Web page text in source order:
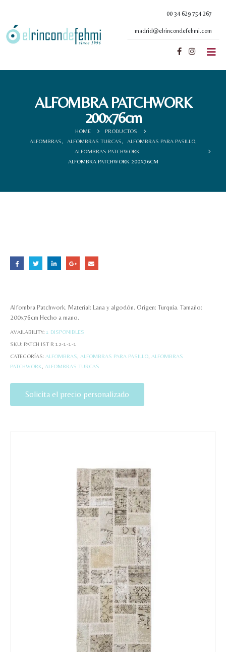
00 34 629 754 267
madrid@elrincondefehmi.com
ALFOMBRA PATCHWORK
200x76cm
HOME
PRODUCTOS
ALFOMBRAS
ALFOMBRAS TURCAS ALFOMBRAS PARA PASILLO,
ALFOMBRAS PATCHWORK
ALFOMBRA PATCHWORK 200X76CM
Alfombra Patchwork. Material: Lana y algodón. Origen: Turquía. Tamaño:
200x76cm Hecho a mano.
AVAILABILITY: 1 DISPONIBLES
SKU: PATCH IST R 12-1-1-1
CATEGORÍAS: ALFOMBRAS ALFOMBRAS PARA PASILLO ALFOMBRAS
PATCHWORK
ALFOMBRAS TURCAS
Solicita el precio personalizado